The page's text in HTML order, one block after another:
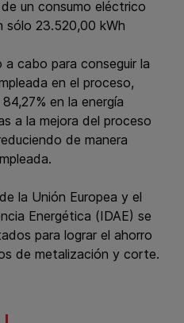
un consumo eléctrico
sólo 23.520,00 kWh
cabo para conseguir la
en el proceso,
en la energía
a la mejora del proceso
de manera
la Unión Europea y el
Energética (IDAE) se
para lograr el ahorro
de metalización y corte.